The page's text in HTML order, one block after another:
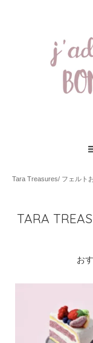
Tara Treasures/ フェルト
TARA
お